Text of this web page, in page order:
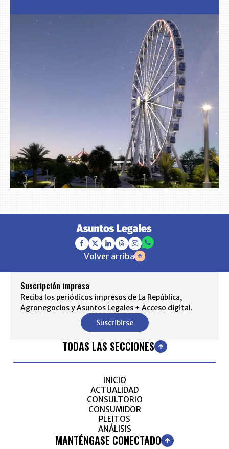
Volver arriba
Suscripción impresa
Reciba los periódicos impresos de La República,
Agronegocios y Asuntos Legales + Acceso digital.
Suscribirse
TODAS LAS SECCIONES
INICIO
ACTUALIDAD
CONSULTORIO
CONSUMIDOR
PLEITOS
ANÁLISIS
MANTÉNGASE CONECTADO